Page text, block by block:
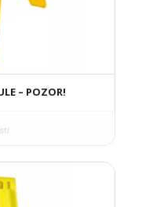
– POZOR!